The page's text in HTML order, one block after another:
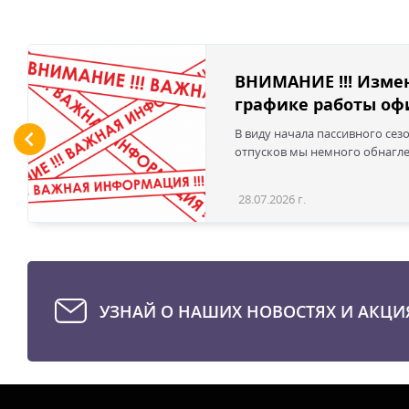
ВНИМАНИЕ !!!
графике работы
В виду начала пассивного
отпусков мы немного
28.07.2026 г.
УЗНАЙ О НАШИХ НОВОСТЯХ И